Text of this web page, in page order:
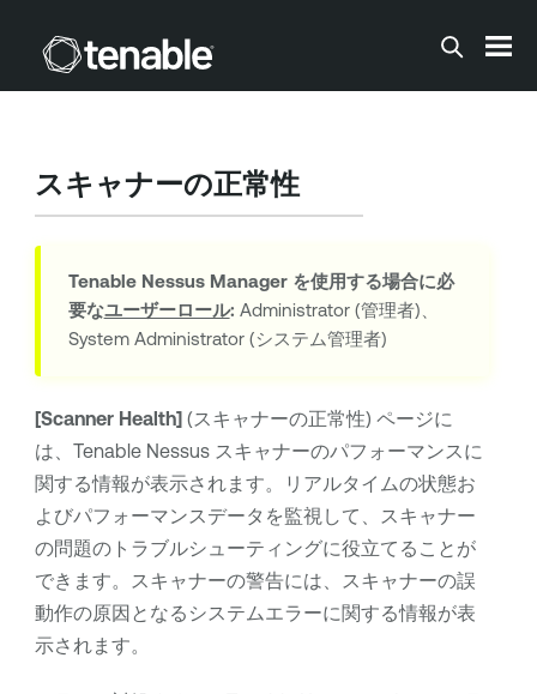
メインコンテンツに移動する
スキャナーの正常性
Tenable Nessus Managerを使用する場合に必
要なユーザーロール: Administrator (管理者)、
System Administrator (システム管理者)
[Scanner Health] (スキャナーの正常性) ページに
は、 Tenable Nessusスキャナーのパフォーマンスに
関する情報が表示されます。リアルタイムの状態お
よびパフォーマンスデータを監視して、スキャナー
の問題のトラブルシューティングに役立てることが
できます。スキャナーの警告には、スキャナーの誤
動作の原因となるシステムエラーに関する情報が表
示されます。